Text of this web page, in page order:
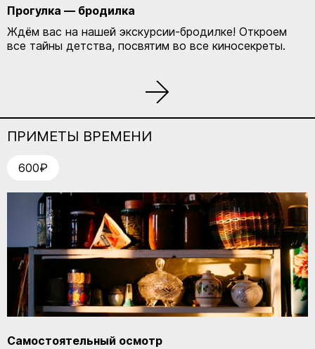
КУПИТЬ БИЛЕТ
Прогулка — бродилка
Ждём вас на нашей экскурсии-бродилке! Откроем
все тайны детства, посвятим во все киносекреты.
ПРИМЕТЫ ВРЕМЕНИ
600₽
Самостоятельный осмотр